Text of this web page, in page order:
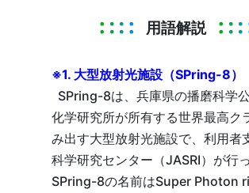
用語解説
※1. 大型放射光施設（SPring-8）
SPring-8は、兵庫県の播磨科学
化学研究所が所有する世界最高ク
み出す大型放射光施設で、利用者
科学研究センター（JASRI）が行っ
SPring-8の名前はSuper Photon